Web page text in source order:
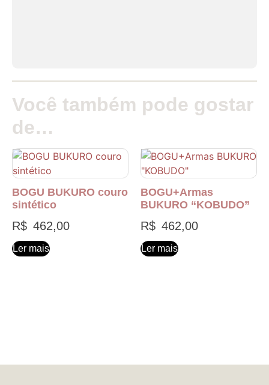
Você também pode gostar
de…
BOGU BUKURO couro
sintético
R$ 462,00
Ler mais
BOGU+Armas
BUKURO “KOBUDO”
R$ 462,00
Ler mais